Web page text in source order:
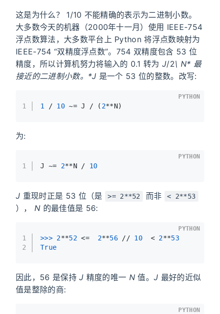
这是为什么？ 1/10 不能精确的表示为二进制小数。
大多数今天的机器（2000年十一月）使用 IEEE-754
浮点数算法，大多数平台上 Python 将浮点数映射为
IEEE-754 “双精度浮点数”。754 双精度包含 53 位
精度，所以计算机努力将输入的 0.1 转为J/2\ N* 最
接近的二进制小数。*J 是一个 53 位的整数。改写:
1 1 / 10 ~= J / ( 2**N)
PYTHON
为:
1 J ~= 2**N / 10
PYTHON
J 重现时正是 53 位（是 >= 2**52 而非 < 2**53
）， N 的最佳值是 56:
1
2
>>> 2**52 <= 2**56 // 10
  <
2**53
True
PYTHON
因此，56 是保持J 精度的唯一 N 值。J 最好的近似
值是整除的商:
PYTHON